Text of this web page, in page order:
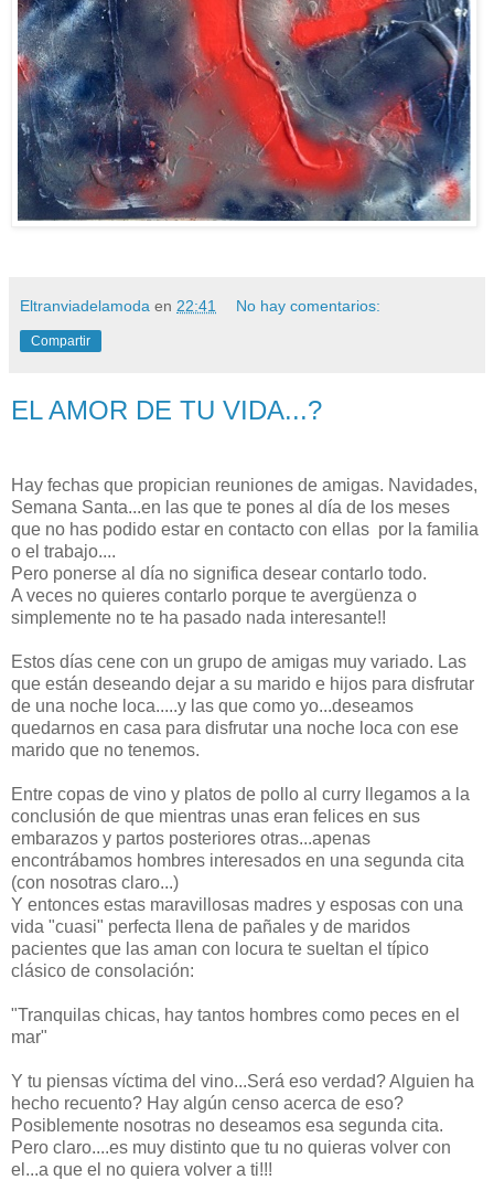
Eltranviadelamoda en 22:41 No hay comentarios:
Compartir
EL AMOR DE TU VIDA...?
Hay fechas que propician reuniones de amigas. Navidades,
Semana Santa...en las que te pones al día de los meses
que no has podido estar en contacto con ellas por la familia
o el trabajo....
Pero ponerse al día no significa desear contarlo todo.
A veces no quieres contarlo porque te avergüenza o
simplemente no te ha pasado nada interesante!!
Estos días cene con un grupo de amigas muy variado. Las
que están deseando dejar a su marido e hijos para disfrutar
de una noche loca.....y las que como yo...deseamos
quedarnos en casa para disfrutar una noche loca con ese
marido que no tenemos.
Entre copas de vino y platos de pollo al curry llegamos a la
conclusión de que mientras unas eran felices en sus
embarazos y partos posteriores otras...apenas
encontrábamos hombres interesados en una segunda cita
(con nosotras claro...)
Y entonces estas maravillosas madres y esposas con una
vida "cuasi" perfecta llena de pañales y de maridos
pacientes que las aman con locura te sueltan el típico
clásico de consolación:
"Tranquilas chicas, hay tantos hombres como peces en el
mar"
Y tu piensas víctima del vino...Será eso verdad? Alguien ha
hecho recuento? Hay algún censo acerca de eso?
Posiblemente nosotras no deseamos esa segunda cita.
Pero claro....es muy distinto que tu no quieras volver con
el...a que el no quiera volver a ti!!!